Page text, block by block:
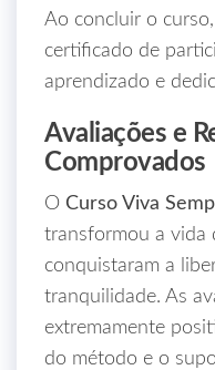
Ao concluir o
certificado de
aprendizado e
Avaliações e
Comprovados
O Curso Viva
transformou a vida
conquistaram a
tranquilidade. As
extremamente
do método e o